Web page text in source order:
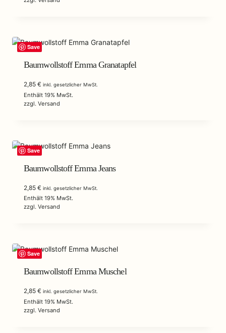
Save
Baumwollstoff Emma Granatapfel
2,85 € inkl. gesetzlicher MwSt.
Enthält 19% MwSt.
zzgl. Versand
Save
Baumwollstoff Emma Jeans
2,85 € inkl. gesetzlicher MwSt.
Enthält 19% MwSt.
zzgl. Versand
Save
Baumwollstoff Emma Muschel
2,85 € inkl. gesetzlicher MwSt.
Enthält 19% MwSt.
zzgl. Versand